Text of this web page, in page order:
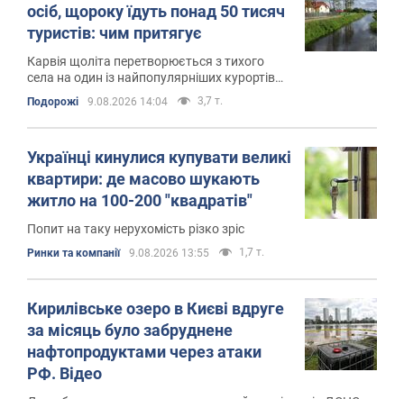
осіб, щороку їдуть понад 50 тисяч
туристів: чим притягує
Карвія щоліта перетворюється з тихого
села на один із найпопулярніших курортів
Подорожі 9.08.2026 14:04 3,7 т.
Українці кинулися купувати великі
квартири: де масово шукають
житло на 100-200 "квадратів"
Попит на таку нерухомість різко зріс
Ринки та компанії 9.08.2026 13:55 1,7 т.
Кирилівське озеро в Києві вдруге
за місяць було забруднене
нафтопродуктами через атаки
РФ. Відео